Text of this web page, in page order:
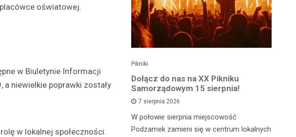
oświatowej.
w Biuletynie Informacji
a niewielkie poprawki zostały
w lokalnej społeczności.
gotowa! Remont
w Starym Wielisławiu
drogi powiatowej nr
Pikniki
Dołącz do nas na XX Pikniku
Samorządowym 15 sierpnia!
7 sierpnia 2026
W połowie sierpnia miejscowość
Podzamek zamieni się w centrum lokalnych